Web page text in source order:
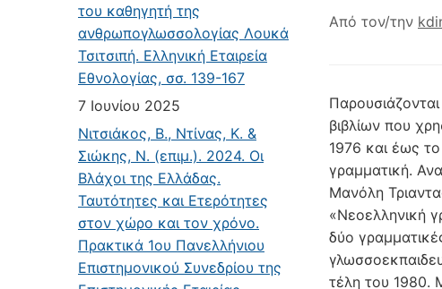
του καθηγητή της
ανθρωπογλωσσολογίας Λουκά
Τσιτσιπή. Ελληνική Εταιρεία
Εθνολογίας, σσ. 139-167
7 Ιουνίου 2025
Νιτσιάκος, Β., Ντίνας, Κ. &
Σιώκης, Ν. (επιμ.). 2024. Οι
Βλάχοι της Ελλάδας.
Ταυτότητες και Ετερότητες
στον χώρο και τον χρόνο.
Πρακτικά 1ου Πανελλήνιου
Επιστημονικού Συνεδρίου της
Από τον/την
βιβλίων που
1976 και έως
γραμματική.
Μανόλη
«Νεοελληνική
δύο
τέλη του 1980.